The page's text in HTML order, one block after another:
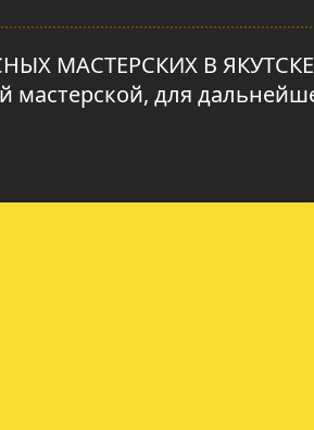
В
мастерской, для